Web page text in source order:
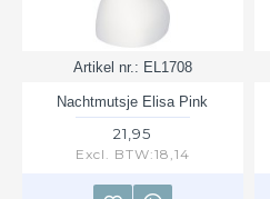
Artikel nr.: EL1708
Nachtmutsje Elisa Pink
21,95
Excl. BTW:18,14